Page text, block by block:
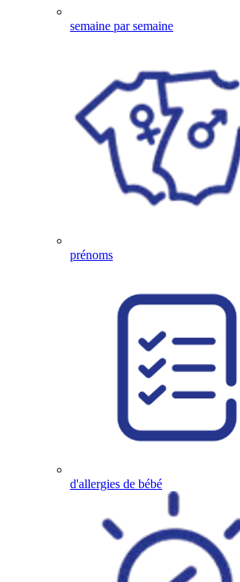
semaine par semaine
prénoms
d'allergies de bébé